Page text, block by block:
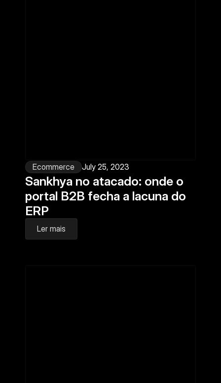
Ecommerce July 25, 2023
Sankhya no atacado: onde o
portal B2B fecha a lacuna do
ERP
Ler mais